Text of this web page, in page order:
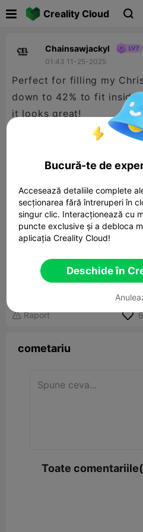
Creality Cloud 
Chainsawjackyl
01:43 11-25-2025
Perfect for filling my
down to 42% to fit inside
it looks great!
Christmas Present Box
90.04KB Model 3D
 Raport 6
cometariu
Toate
Bucură-te de
Accesează detaliile complete
secționarea fără întreruperi în
singur clic. Interacționează cu
puncte exclusive și a debloca
aplicația Creality Cloud!
Deschide în